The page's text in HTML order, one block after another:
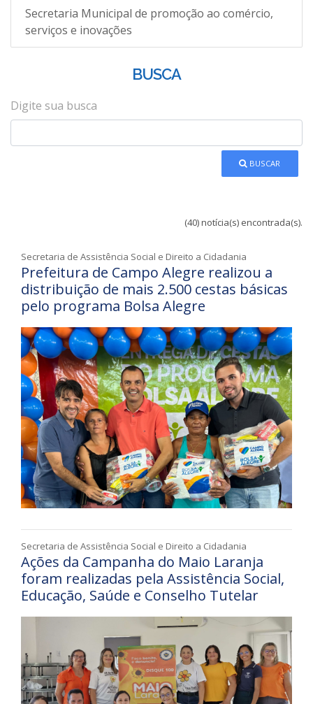
Secretaria Municipal de promoção ao comércio,
serviços e inovações
BUSCA
Digite sua busca
BUSCAR
(40) notícia(s) encontrada(s).
Secretaria de Assistência Social e Direito a Cidadania
Prefeitura de Campo Alegre realizou a
distribuição de mais 2.500 cestas básicas
pelo programa Bolsa Alegre
Secretaria de Assistência Social e Direito a Cidadania
Ações da Campanha do Maio Laranja
foram realizadas pela Assistência Social,
Educação, Saúde e Conselho Tutelar